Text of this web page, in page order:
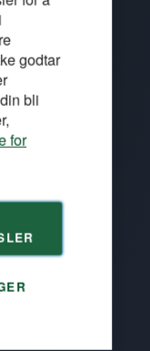
godtar
bli
for